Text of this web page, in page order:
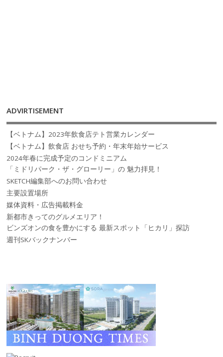
ADVIRTISEMENT
【ベトナム】2023年飲食店テト営業カレンダー
【ベトナム】飲食店 おせち予約・年末年始サービス
2024年春に完成予定のコンドミニアム
「ミドリパーク・ザ・グローリー」の 魅力拝見！
SKETCH編集部へのお問い合わせ
主要設置場所
媒体資料・広告掲載料金
新都市きってのグルメエリア！
ビンズオンの食を豊かにする 最新スポット「ヒカリ」探訪
週刊SKバックナンバー